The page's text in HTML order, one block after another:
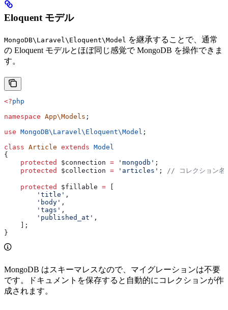
Eloquent モデル
MongoDB\Laravel\Eloquent\Model を継承することで、通常
の Eloquent モデルとほぼ同じ感覚で MongoDB を操作できま
す。
<?php
namespace App\Models ;
use MongoDB\Laravel\Eloquent\Model ;
class Article extends Model
{
    protected
$connection = 'mongodb' ;
    protected
$collection = 'articles' ; // コレクション名
    protected
$fillable = [
        'title'
,
        'body'
,
        'tags'
,
        'published_at'
,
    ];
}
MongoDB はスキーマレスなので、マイグレーションは不要
です。ドキュメントを保存すると自動的にコレクションが作
成されます。